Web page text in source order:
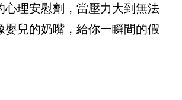
心理安慰劑，當壓力大到無法
嬰兒的奶嘴，給你一瞬間的假